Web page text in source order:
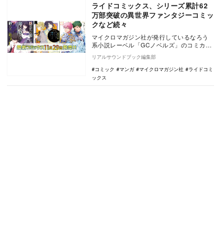
ライドコミックス、シリーズ累計62
万部突破の異世界ファンタジーコミッ
クなど続々
マイクロマガジン社が発行しているなろう
系小説レーベル「GCノベルズ」のコミカラ
イズ作品や、多彩なオリジナル作品をライ
ンナップする…
リアルサウンドブック編集部
コミック
マンガ マイクロマガジン社
ライドコミ
ックス